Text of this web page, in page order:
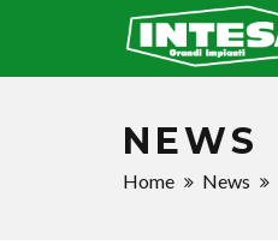
NEWS
Home News